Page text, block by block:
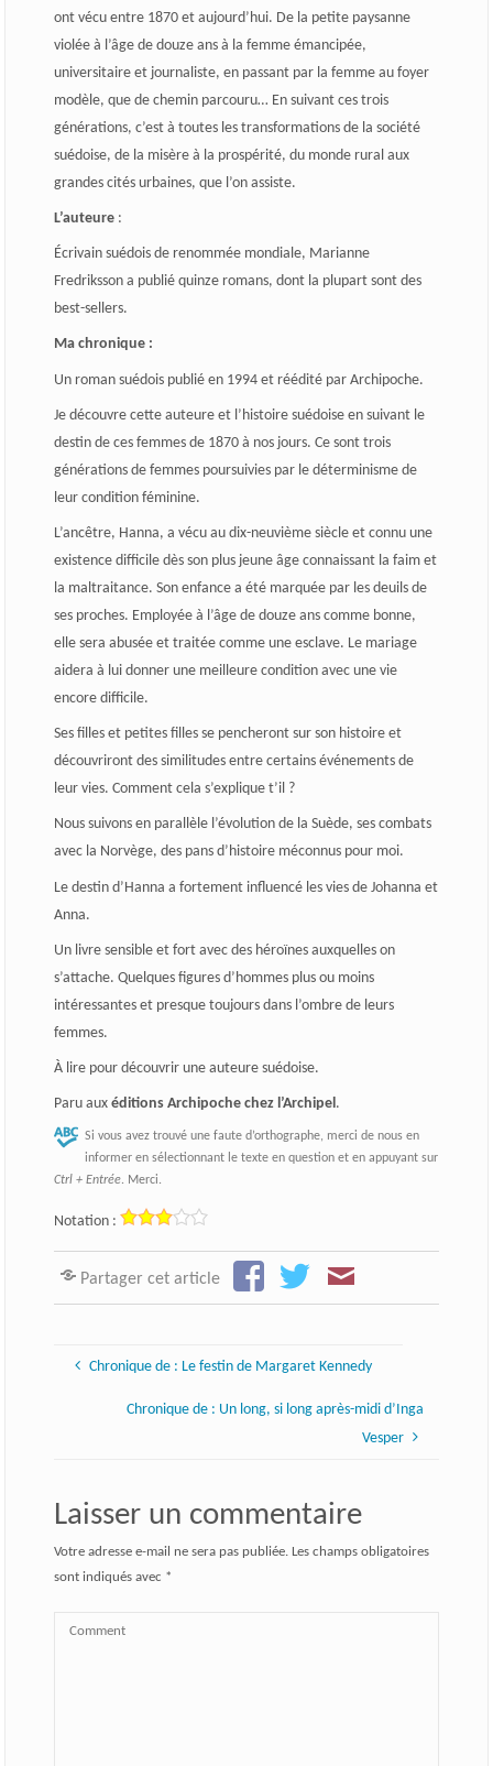
ont vécu entre 1870 et aujourd’hui. De la petite paysanne
violée à l’âge de douze ans à la femme émancipée,
universitaire et journaliste, en passant par la femme au foyer
modèle, que de chemin parcouru… En suivant ces trois
générations, c’est à toutes les transformations de la société
suédoise, de la misère à la prospérité, du monde rural aux
grandes cités urbaines, que l’on assiste.
L’auteure:
Écrivain suédois de renommée mondiale, Marianne
Fredriksson a publié quinze romans, dont la plupart sont des
best-sellers.
Ma chronique :
Un roman suédois publié en 1994 et réédité par Archipoche.
Je découvre cette auteure et l’histoire suédoise en suivant le
destin de ces femmes de 1870 à nos jours. Ce sont trois
générations de femmes poursuivies par le déterminisme de
leur condition féminine.
L’ancêtre, Hanna, a vécu au dix-neuvième siècle et connu une
existence difficile dès son plus jeune âge connaissant la faim et
la maltraitance. Son enfance a été marquée par les deuils de
ses proches. Employée à l’âge de douze ans comme bonne,
elle sera abusée et traitée comme une esclave. Le mariage
aidera à lui donner une meilleure condition avec une vie
encore difficile.
Ses filles et petites filles se pencheront sur son histoire et
découvriront des similitudes entre certains événements de
leur vies. Comment cela s’explique t’il ?
Nous suivons en parallèle l’évolution de la Suède, ses combats
avec la Norvège, des pans d’histoire méconnus pour moi.
Le destin d’Hanna a fortement influencé les vies de Johanna et
Anna.
Un livre sensible et fort avec des héroïnes auxquelles on
s’attache. Quelques figures d’hommes plus ou moins
intéressantes et presque toujours dans l’ombre de leurs
femmes.
À lire pour découvrir une auteure suédoise.
Paru aux éditions Archipoche chez l’Archipel.
Si vous avez trouvé une faute d’orthographe, merci de nous en
informer en sélectionnant le texte en question et en appuyant sur
Ctrl + Entrée. Merci.
Notation :
Partager cet article
Chronique de : Le festin de Margaret Kennedy
Chronique de : Un long, si long après-midi d’Inga
Vesper
Laisser un commentaire
Votre adresse e-mail ne sera pas publiée. Les champs obligatoires
sont indiqués avec *